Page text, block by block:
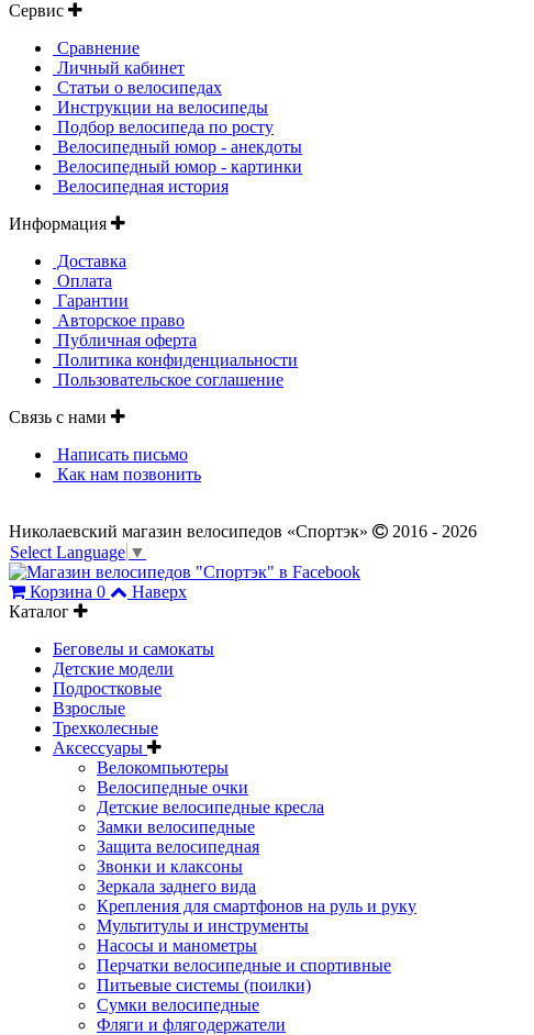
Сервис
Сравнение
Личный кабинет
Статьи о велосипедах
Инструкции на велосипеды
Подбор велосипеда по росту
Велосипедный юмор - анекдоты
Велосипедный юмор - картинки
Велосипедная история
Информация
Доставка
Оплата
Гарантии
Авторское право
Публичная оферта
Политика конфиденциальности
Пользовательское соглашение
Связь с нами
Написать письмо
Как нам позвонить
Николаевский магазин велосипедов «Спортэк»
2016 - 2026
Select Language ▼
Корзина 0
Наверх
Каталог
Беговелы и самокаты
Детские модели
Подростковые
Взрослые
Трехколесные
Аксессуары
Велокомпьютеры
Велосипедные очки
Детские велосипедные кресла
Замки велосипедные
Защита велосипедная
Звонки и клаксоны
Зеркала заднего вида
Крепления для смартфонов на руль и руку
Мультитулы и инструменты
Насосы и манометры
Перчатки велосипедные и спортивные
Питьевые системы (поилки)
Сумки велосипедные
Фляги и флягодержатели